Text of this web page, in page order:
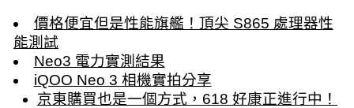
價格便宜但是性能旗艦！頂尖 S865 處理器性
能測試
Neo3 電力實測結果
iQOO Neo 3 相機實拍分享
京東購買也是一個方式，618 好康正進行中！